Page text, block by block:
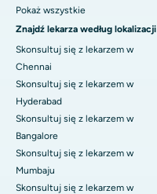
Pokaż wszystkie
Znajdź lekarza według lokalizacji
Skonsultuj się z lekarzem w
Chennai
Skonsultuj się z lekarzem w
Hyderabad
Skonsultuj się z lekarzem w
Bangalore
Skonsultuj się z lekarzem w
Mumbaju
Skonsultuj się z lekarzem w